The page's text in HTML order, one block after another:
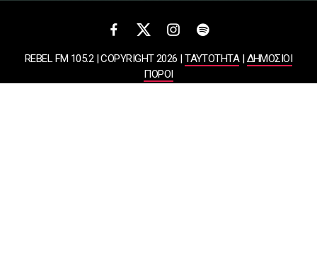
REBEL FM 105.2 | COPYRIGHT 2026 |ΤΑΥΤΟΤΗΤΑ|ΔΗΜΟΣΙΟΙ
ΠΟΡΟΙ